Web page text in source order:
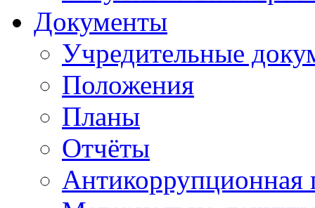
Документы
Учредительные
Положения
Планы
Отчёты
Антикоррупционная